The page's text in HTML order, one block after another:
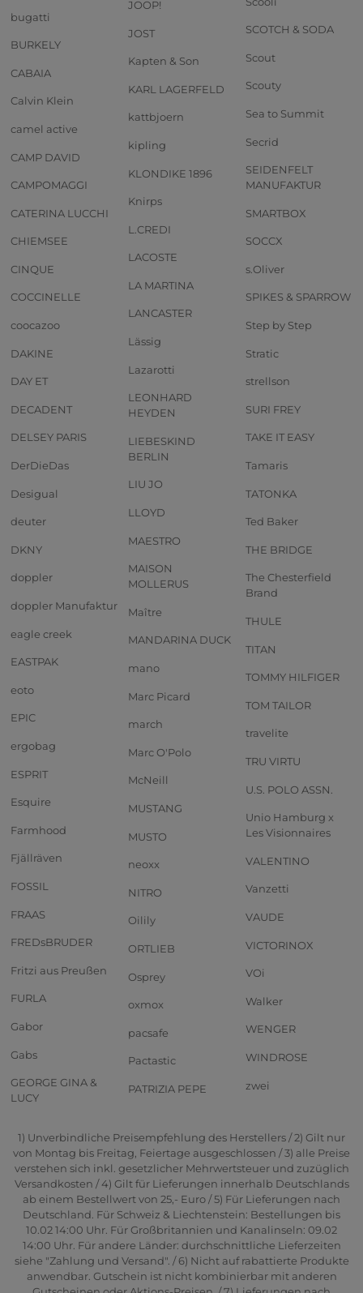
bugatti
BURKELY
CABAIA
Calvin Klein
camel active
CAMP DAVID
CAMPOMAGGI
CATERINA LUCCHI
CHIEMSEE
CINQUE
COCCINELLE
coocazoo
DAKINE
DAY ET
DECADENT
DELSEY PARIS
DerDieDas
Desigual
deuter
DKNY
doppler
doppler Manufaktur
eagle creek
EASTPAK
eoto
EPIC
ergobag
ESPRIT
Esquire
Farmhood
Fjällräven
FOSSIL
FRAAS
FREDsBRUDER
Fritzi aus Preußen
FURLA
Gabor
Gabs
GEORGE GINA &
LUCY
JOOP!
JOST
Kapten & Son
KARL LAGERFELD
kattbjoern
kipling
KLONDIKE 1896
Knirps
L.CREDI
LACOSTE
LA MARTINA
LANCASTER
Lässig
Lazarotti
LEONHARD
HEYDEN
LIEBESKIND
BERLIN
LIU JO
LLOYD
MAESTRO
MAISON
MOLLERUS
Maître
MANDARINA DUCK
mano
Marc Picard
march
Marc O'Polo
McNeill
MUSTANG
MUSTO
neoxx
NITRO
Oilily
ORTLIEB
Osprey
oxmox
pacsafe
Pactastic
PATRIZIA PEPE
SCOTCH & SODA
Scout
Scouty
Sea to Summit
Secrid
SEIDENFELT
MANUFAKTUR
SMARTBOX
SOCCX
s.Oliver
SPIKES & SPARROW
Step by Step
Stratic
strellson
SURI FREY
TAKE IT EASY
Tamaris
TATONKA
Ted Baker
THE BRIDGE
The Chesterfield
Brand
THULE
TITAN
TOMMY HILFIGER
TOM TAILOR
travelite
TRU VIRTU
U.S. POLO ASSN.
Unio Hamburg x
Les Visionnaires
VALENTINO
Vanzetti
VAUDE
VICTORINOX
VOi
Walker
WENGER
WINDROSE
zwei
1) Unverbindliche Preisempfehlung des Herstellers / 2) Gilt nur
von Montag bis Freitag, Feiertage ausgeschlossen / 3) alle Preise
verstehen sich inkl. gesetzlicher Mehrwertsteuer und zuzüglich
Versandkosten / 4) Gilt für Lieferungen innerhalb Deutschlands
ab einem Bestellwert von 25,- Euro / 5) Für Lieferungen nach
Deutschland. Für Schweiz & Liechtenstein: Bestellungen bis
10.02 14:00 Uhr. Für Großbritannien und Kanalinseln: 09.02
14:00 Uhr. Für andere Länder: durchschnittliche Lieferzeiten
siehe "Zahlung und Versand". / 6) Nicht auf rabattierte Produkte
anwendbar. Gutschein ist nicht kombinierbar mit anderen